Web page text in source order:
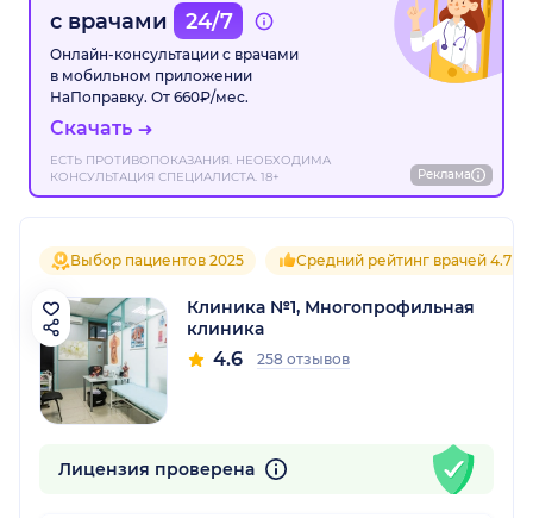
с врачами
24/7
Онлайн-консультации с врачами
в мобильном приложении
НаПоправку. От 660₽/мес.
Скачать
ЕСТЬ ПРОТИВОПОКАЗАНИЯ. НЕОБХОДИМА
КОНСУЛЬТАЦИЯ СПЕЦИАЛИСТА. 18+
Реклама
Выбор пациентов 2025 Средний рейтинг врачей 4.7
Клиника №1, Многопрофильная
клиника
4.6 258 отзывов
Лицензия проверена